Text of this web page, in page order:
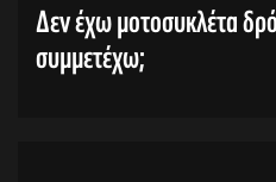
Δεν έχω μοτοσυκλέτα
συμμετέχω;